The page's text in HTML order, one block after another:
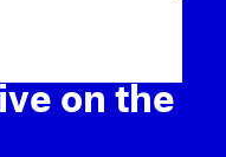
on the